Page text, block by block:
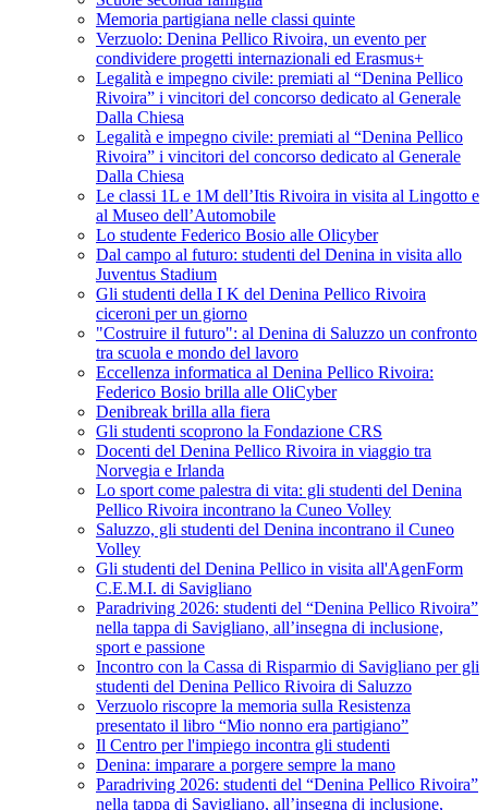
Memoria partigiana nelle classi quinte
Verzuolo: Denina Pellico Rivoira, un evento per
condividere progetti internazionali ed Erasmus+
Legalità e impegno civile: premiati al “Denina Pellico
Rivoira” i vincitori del concorso dedicato al Generale
Dalla Chiesa
Legalità e impegno civile: premiati al “Denina Pellico
Rivoira” i vincitori del concorso dedicato al Generale
Dalla Chiesa
Le classi 1L e 1M dell’Itis Rivoira in visita al Lingotto e
al Museo dell’Automobile
Lo studente Federico Bosio alle Olicyber
Dal campo al futuro: studenti del Denina in visita allo
Juventus Stadium
Gli studenti della I K del Denina Pellico Rivoira
ciceroni per un giorno
"Costruire il futuro": al Denina di Saluzzo un confronto
tra scuola e mondo del lavoro
Eccellenza informatica al Denina Pellico Rivoira:
Federico Bosio brilla alle OliCyber
Denibreak brilla alla fiera
Gli studenti scoprono la Fondazione CRS
Docenti del Denina Pellico Rivoira in viaggio tra
Norvegia e Irlanda
Lo sport come palestra di vita: gli studenti del Denina
Pellico Rivoira incontrano la Cuneo Volley
Saluzzo, gli studenti del Denina incontrano il Cuneo
Volley
Gli studenti del Denina Pellico in visita all'AgenForm
C.E.M.I. di Savigliano
Paradriving 2026: studenti del “Denina Pellico Rivoira”
nella tappa di Savigliano, all’insegna di inclusione,
sport e passione
Incontro con la Cassa di Risparmio di Savigliano per gli
studenti del Denina Pellico Rivoira di Saluzzo
Verzuolo riscopre la memoria sulla Resistenza
presentato il libro “Mio nonno era partigiano”
Il Centro per l'impiego incontra gli studenti
Denina: imparare a porgere sempre la mano
Paradriving 2026: studenti del “Denina Pellico Rivoira”
nella tappa di Savigliano, all’insegna di inclusione,